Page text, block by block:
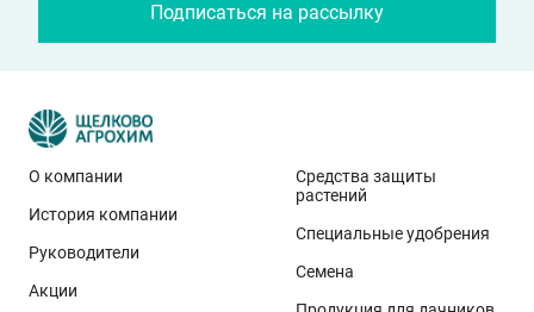
Эти результаты особенно показательны для
условий Приволжского федерального округа. Они
демонстрируют, что потенциал интенсивного сорта
Подписаться на рассылку
О компании
История компании
Руководители
Акции
Средства защиты
растений
Специальные удобрения
Семена